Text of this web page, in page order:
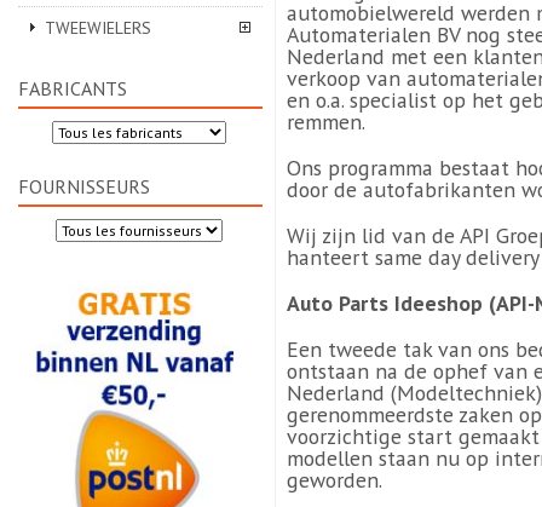
TWEEWIELERS
FABRICANTS
FOURNISSEURS
automobielwereld werden
Automaterialen BV nog
Nederland met een
verkoop van
en o.a. specialist op het
remmen.
Ons programma bestaat
door de autofabrikanten
Wij zijn lid van de API
hanteert same day
Auto Parts Ideeshop
Een tweede tak van ons
ontstaan na de ophef van
Nederland
gerenommeerdste zaken
voorzichtige start
modellen staan nu op
geworden.